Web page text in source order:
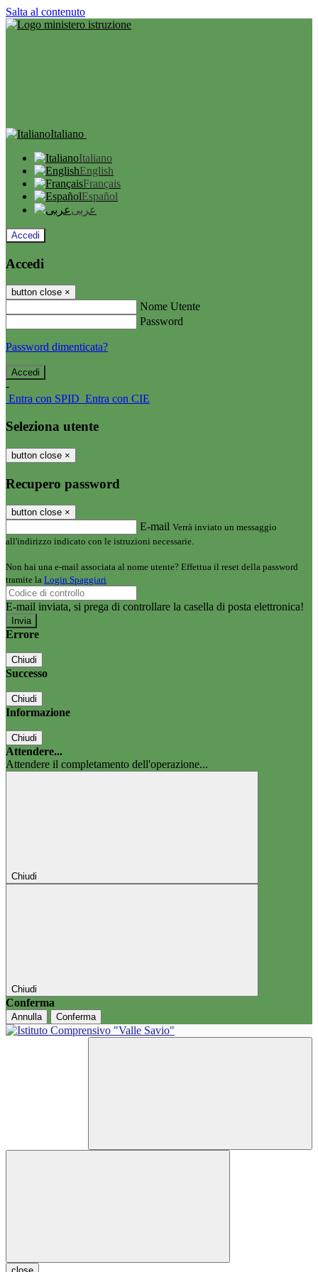
Salta al contenuto
Italiano
Italiano
English
Français
Español
عربى
Accedi
Accedi
button close ×
Nome Utente
Password
Password dimenticata?
-
Entra con SPID Entra con CIE
Seleziona utente
button close ×
Recupero password
button close ×
E-mail Verrà inviato un messaggio
all'indirizzo indicato con le istruzioni necessarie.
Non hai una e-mail associata al nome utente? Effettua il reset della password
tramite la Login Spaggiari
E-mail inviata, si prega di controllare la casella di posta elettronica!
Errore
Chiudi
Successo
Chiudi
Informazione
Chiudi
Attendere...
Attendere il completamento dell'operazione...
Chiudi
Chiudi
Conferma
Annulla Conferma